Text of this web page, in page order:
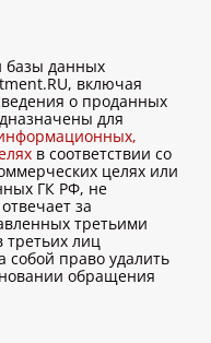
базы данных
включая
о проданных
для
в соответствии со
целях или
ГК РФ, не
за
третьими
лиц
собой право удалить
обращения